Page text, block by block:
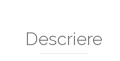
Descriere